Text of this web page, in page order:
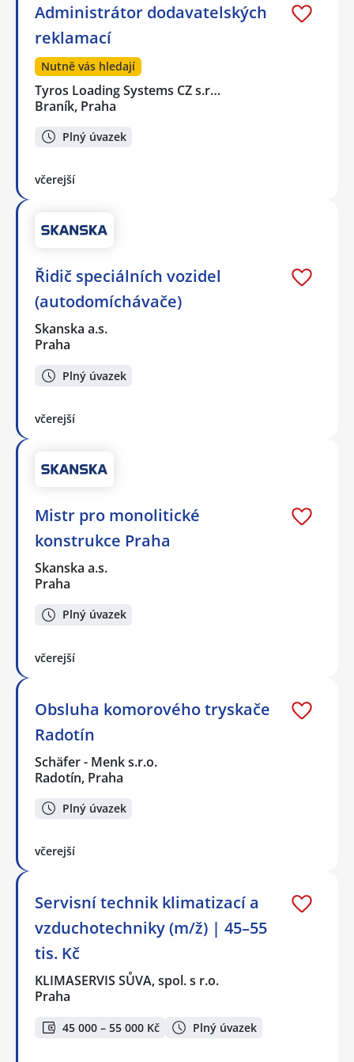
Administrátor dodavatelských
reklamací
Nutně vás hledají
Tyros Loading Systems CZ s.r…
Braník, Praha
Plný úvazek
včerejší
Řidič speciálních vozidel
(autodomíchávače)
Skanska a.s.
Praha
Plný úvazek
včerejší
Mistr pro monolitické
konstrukce Praha
Skanska a.s.
Praha
Plný úvazek
včerejší
Obsluha komorového tryskače
Radotín
Schäfer - Menk s.r.o.
Radotín, Praha
Plný úvazek
včerejší
Servisní technik klimatizací a
vzduchotechniky (m/ž) | 45–55
tis. Kč
KLIMASERVIS SŮVA, spol. s r.o.
Praha
45 000 – 55 000 Kč Plný úvazek